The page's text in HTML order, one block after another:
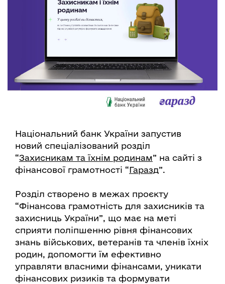
Національний банк України запустив
новий спеціалізований розділ
“Захисникам та їхнім родинам” на сайті з
фінансової грамотності “Гаразд”.
Розділ створено в межах проєкту
“Фінансова грамотність для захисників та
захисниць України”, що має на меті
сприяти поліпшенню рівня фінансових
знань військових, ветеранів та членів їхніх
родин, допомогти їм ефективно
управляти власними фінансами, уникати
фінансових ризиків та формувати